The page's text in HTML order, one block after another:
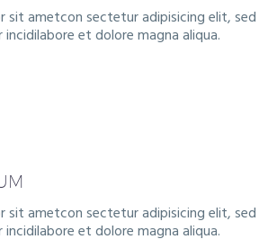
sit ametcon sectetur adipisicing elit, sed
et dolore magna aliqua.
sit ametcon sectetur adipisicing elit, sed
et dolore magna aliqua.